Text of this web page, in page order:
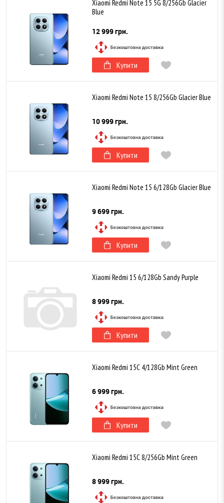
Xiaomi Redmi Note 15 5G 8/256Gb Glacier
Blue
12 999 грн.
Купити
Xiaomi Redmi Note 15 8/256Gb Glacier Blue
10 999 грн.
Купити
Xiaomi Redmi Note 15 6/128Gb Glacier Blue
9 699 грн.
Купити
Xiaomi Redmi 15 6/128Gb Sandy Purple
8 999 грн.
Купити
Xiaomi Redmi 15C 4/128Gb Mint Green
6 999 грн.
Купити
Xiaomi Redmi 15C 8/256Gb Mint Green
8 999 грн.